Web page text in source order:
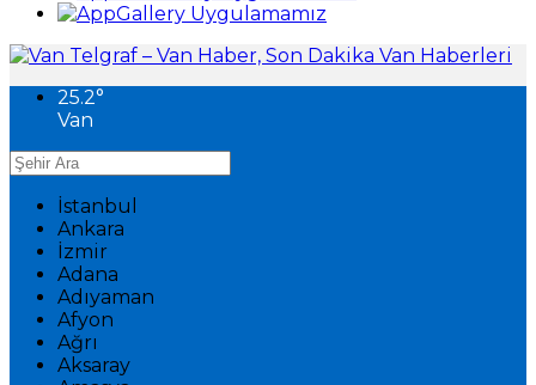
25.2°
Van
İstanbul
Ankara
İzmir
Adana
Adıyaman
Afyon
Ağrı
Aksaray